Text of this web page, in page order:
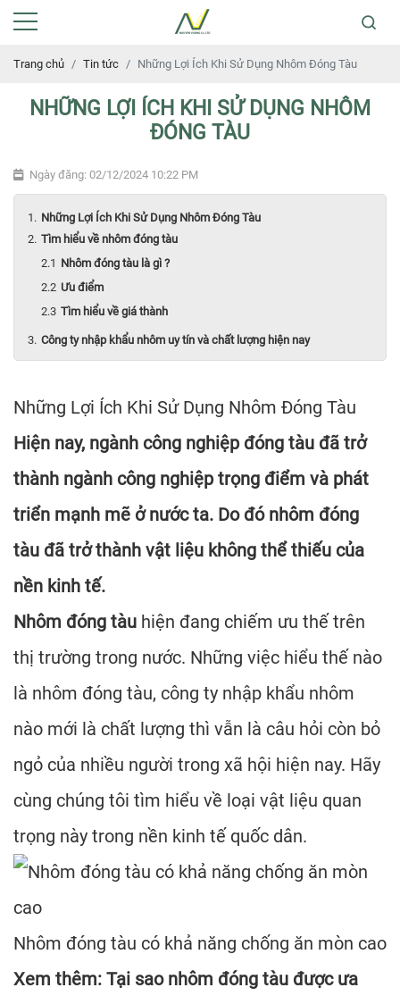
Trang chủ Tin tức Những Lợi Ích Khi Sử Dụng Nhôm Đóng Tàu
NHỮNG LỢI ÍCH KHI SỬ DỤNG NHÔM
ĐÓNG TÀU
Ngày đăng: 02/12/2024 10:22 PM
Những Lợi Ích Khi Sử Dụng Nhôm Đóng Tàu
Tìm hiểu về nhôm đóng tàu
Nhôm đóng tàu là gì ?
Ưu điểm
Tìm hiểu về giá thành
Công ty nhập khẩu nhôm uy tín và chất lượng hiện nay
Những Lợi Ích Khi Sử Dụng Nhôm Đóng Tàu
Hiện nay, ngành công nghiệp đóng tàu đã trở
thành ngành công nghiệp trọng điểm và phát
triển mạnh mẽ ở nước ta. Do đó nhôm đóng
tàu đã trở thành vật liệu không thể thiếu của
nền kinh tế.
Nhôm đóng tàu hiện đang chiếm ưu thế trên
thị trường trong nước. Những việc hiểu thế nào
là nhôm đóng tàu, công ty nhập khẩu nhôm
nào mới là chất lượng thì vẫn là câu hỏi còn bỏ
ngỏ của nhiều người trong xã hội hiện nay. Hãy
cùng chúng tôi tìm hiểu về loại vật liệu quan
trọng này trong nền kinh tế quốc dân.
Nhôm đóng tàu có khả năng chống ăn mòn cao
Xem thêm: Tại sao nhôm đóng tàu được ưa